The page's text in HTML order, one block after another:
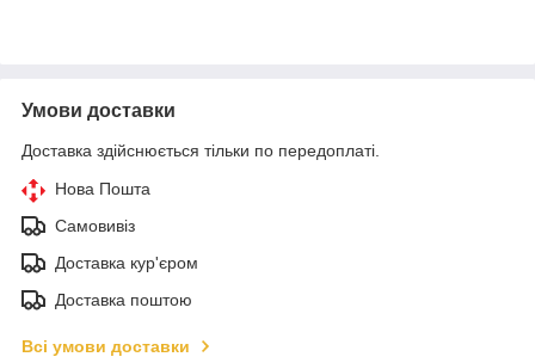
Умови доставки
Доставка здійснюється тільки по передоплаті.
Нова Пошта
Самовивіз
Доставка кур'єром
Доставка поштою
Всі умови доставки